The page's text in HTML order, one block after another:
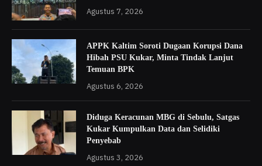
Agustus 7, 2026
APPK Kaltim Soroti Dugaan Korupsi Dana
Hibah PSU Kukar, Minta Tindak Lanjut
Temuan BPK
Agustus 6, 2026
Diduga Keracunan MBG di Sebulu, Satgas
Kukar Kumpulkan Data dan Selidiki
Penyebab
Agustus 3, 2026